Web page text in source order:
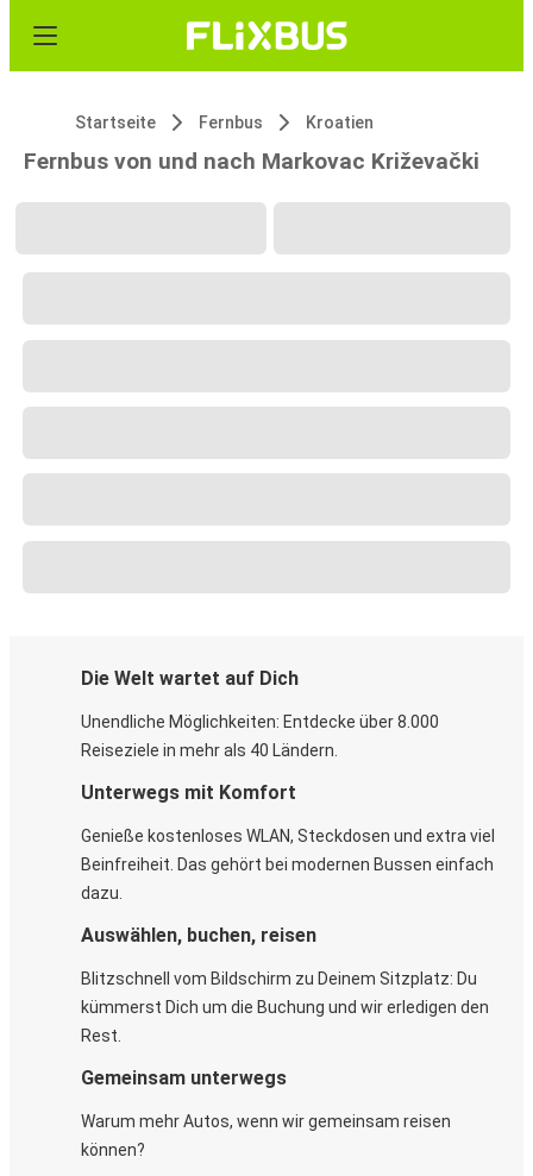
Startseite Fernbus Kroatien
Fernbus von und nach Markovac Križevački
Die Welt wartet auf Dich
Unendliche Möglichkeiten: Entdecke über 8.000
Reiseziele in mehr als 40 Ländern.
Unterwegs mit Komfort
Genieße kostenloses WLAN, Steckdosen und extra viel
Beinfreiheit. Das gehört bei modernen Bussen einfach
dazu.
Auswählen, buchen, reisen
Blitzschnell vom Bildschirm zu Deinem Sitzplatz: Du
kümmerst Dich um die Buchung und wir erledigen den
Rest.
Gemeinsam unterwegs
Warum mehr Autos, wenn wir gemeinsam reisen
können?